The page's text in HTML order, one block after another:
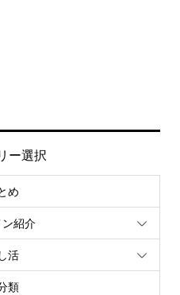
ー選択
め
紹介
活
類